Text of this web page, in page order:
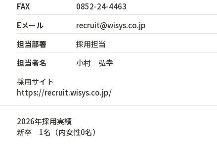
FAX
0852-24-4463
Eメール
recruit@wisys.co.jp
担当部署
採用担当
担当者名
小村 弘幸
採用サイト
https://recruit.wisys.co.jp/
2026年採用実績
新卒 1名（内女性0名）